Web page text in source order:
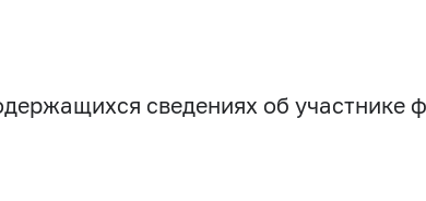
сведениях об